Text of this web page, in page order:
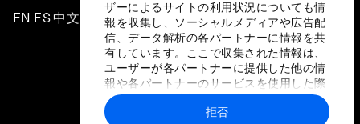
ザーによるサイトの利用状況についても情
報を収集し、ソーシャルメディアや広告配
信、データ解析の各パートナーに情報を共
有しています。ここで収集された情報は、
ユーザーが各パートナーに提供した他の情
報や各パートナーのサービスを使用した際
に収集された情報と組み合わされ、各パー
トナーによって使用されることがありま
拒否
EN ▪ ES▪中文▪ 日本語